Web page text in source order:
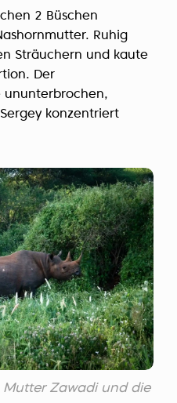
2 Büschen
Ruhig
Sträuchern und kaute
Der
ununterbrochen,
konzentriert
Zawadi und die